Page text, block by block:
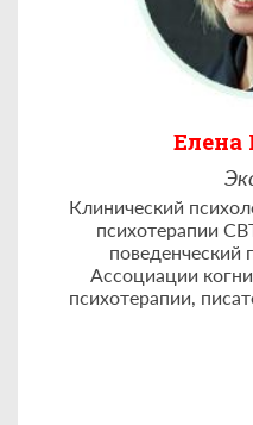
Клинический
психотерапии
поведенческий
Ассоциации
психотерапии,